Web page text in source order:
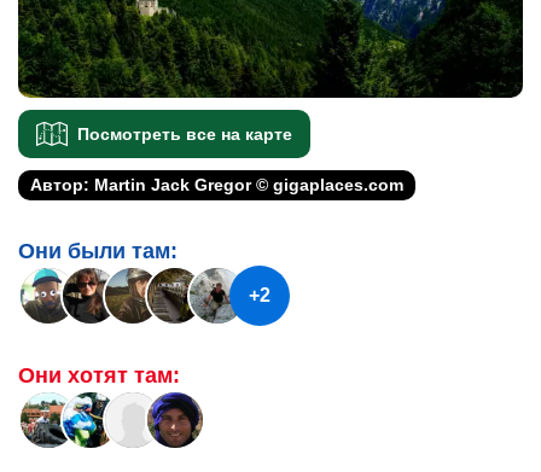
Посмотреть все на карте
Автор: Martin Jack Gregor © gigaplaces.com
Они были там:
+2
Они хотят там: